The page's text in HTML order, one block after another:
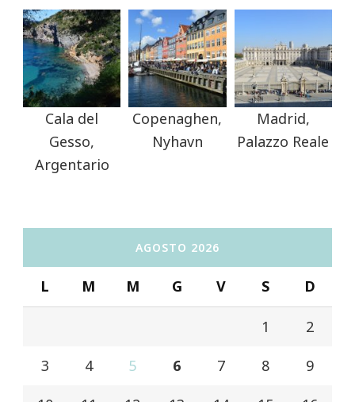
Cala del
Gesso,
Argentario
Copenaghen,
Nyhavn
Madrid,
Palazzo Reale
AGOSTO 2026
L M M G V S D
1 2
3 4 5 6 7 8 9